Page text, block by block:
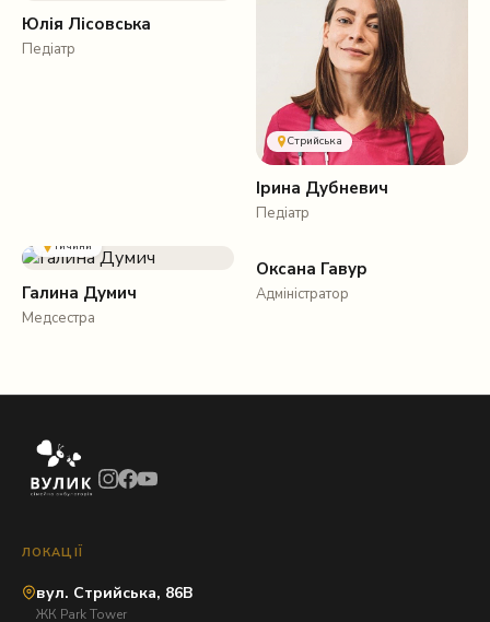
Юлія Лісовська
Педіатр
Стрийська
Ірина Дубневич
Педіатр
Тичини
Галина Думич
Медсестра
Стрийська
Оксана Гавур
Адміністратор
ЛОКАЦІЇ
вул. Стрийська, 86В
ЖК Park Tower